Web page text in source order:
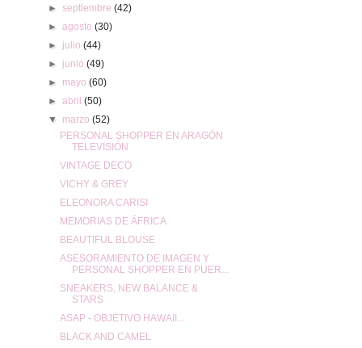
► septiembre (42)
► agosto (30)
► julio (44)
► junio (49)
► mayo (60)
► abril (50)
▼ marzo (52)
PERSONAL SHOPPER EN ARAGÓN
TELEVISIÓN
VINTAGE DECO
VICHY & GREY
ELEONORA CARISI
MEMORIAS DE ÁFRICA
BEAUTIFUL BLOUSE
ASESORAMIENTO DE IMAGEN Y
PERSONAL SHOPPER EN PUER...
SNEAKERS, NEW BALANCE &
STARS
ASAP - OBJETIVO HAWAII...
BLACK AND CAMEL